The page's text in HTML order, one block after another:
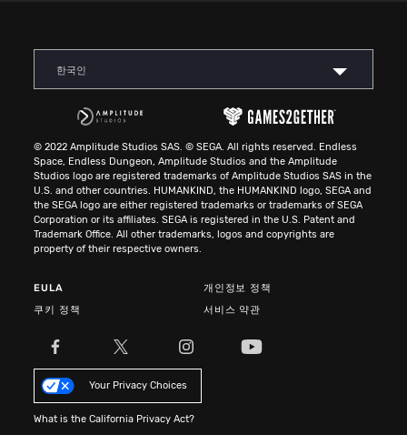
한국인
© 2022 Amplitude Studios SAS. © SEGA. All rights reserved. Endless
Space, Endless Dungeon, Amplitude Studios and the Amplitude
Studios logo are registered trademarks of Amplitude Studios SAS in the
U.S. and other countries. HUMANKIND, the HUMANKIND logo, SEGA and
the SEGA logo are either registered trademarks or trademarks of SEGA
Corporation or its affiliates. SEGA is registered in the U.S. Patent and
Trademark Office. All other trademarks, logos and copyrights are
property of their respective owners.
EULA
개인정보 정책
쿠키 정책
서비스 약관
Your Privacy Choices
What is the California Privacy Act?